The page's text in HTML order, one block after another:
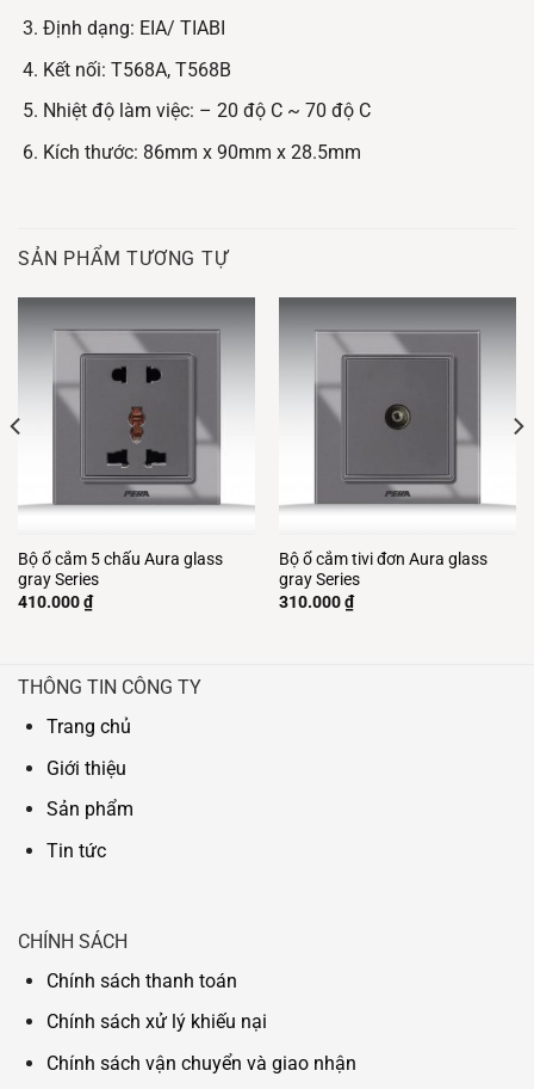
Định dạng: EIA/ TIABI
Kết nối: T568A, T568B
Nhiệt độ làm việc: – 20 độ C ~ 70 độ C
Kích thước: 86mm x 90mm x 28.5mm
SẢN PHẨM TƯƠNG TỰ
Bộ ổ cắm 5 chấu Aura glass
gray Series
410.000₫
Bộ ổ cắm tivi đơn Aura glass
gray Series
310.000₫
THÔNG TIN CÔNG TY
Trang chủ
Giới thiệu
Sản phẩm
Tin tức
CHÍNH SÁCH
Chính sách thanh toán
Chính sách xử lý khiếu nại
Chính sách vận chuyển và giao nhận